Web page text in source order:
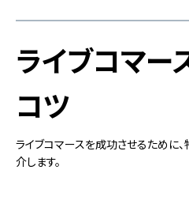
ライブコマー
コツ
ライブコマースを成功させるために
介します。